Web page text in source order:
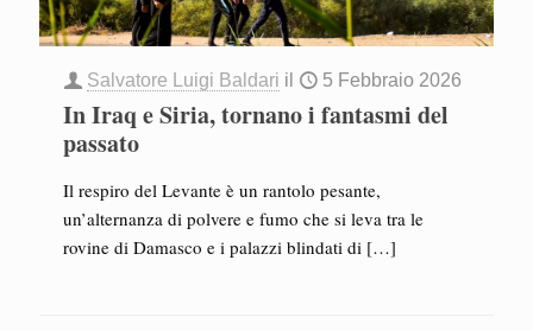
Salvatore Luigi Baldari il 5 Febbraio 2026
In Iraq e Siria, tornano i fantasmi del
passato
Il respiro del Levante è un rantolo pesante,
un’alternanza di polvere e fumo che si leva tra le
rovine di Damasco e i palazzi blindati di […]